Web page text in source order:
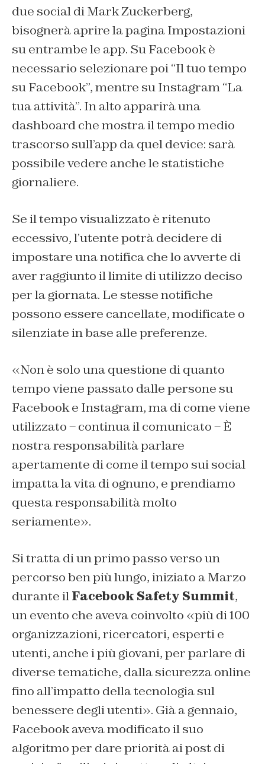
due social di Mark Zuckerberg,
bisognerà aprire la paginaImpostazioni
su entrambe le app. Su Facebook è
necessario selezionare poi “Il tuo tempo
su Facebook”, mentre su Instagram “La
tua attività”. In alto apparirà una
dashboard che mostra il tempo medio
trascorso sull’app da quel device: sarà
possibile vedere anche le statistiche
giornaliere.
Se il tempo visualizzato è ritenuto
eccessivo, l’utente potrà decidere di
impostare una notifica che lo avverte di
aver raggiunto il limite di utilizzo deciso
per la giornata. Le stesse notifiche
possono essere cancellate, modificate o
silenziate in base alle preferenze.
«Non è solo una questione di quanto
tempo viene passato dalle persone su
Facebook e Instagram, ma di come viene
utilizzato – continua il comunicato – È
nostra responsabilità parlare
apertamente di come il tempo sui social
impatta la vita di ognuno, e prendiamo
questa responsabilità molto
seriamente».
Si tratta di un primo passo verso un
percorso ben più lungo, iniziato a Marzo
durante ilFacebook Safety Summit,
un evento che aveva coinvolto «più di 100
organizzazioni, ricercatori, esperti e
utenti, anche i più giovani, per parlare di
diverse tematiche, dalla sicurezza online
fino all’impatto della tecnologia sul
benessere degli utenti». Già a gennaio,
Facebook aveva modificato il suo
algoritmo per dare priorità ai post di